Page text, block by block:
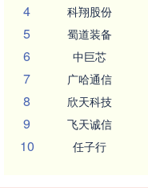
4 科翔股份
5 蜀道装备
6 中巨芯
7 广哈通信
8 欣天科技
9 飞天诚信
10 任子行